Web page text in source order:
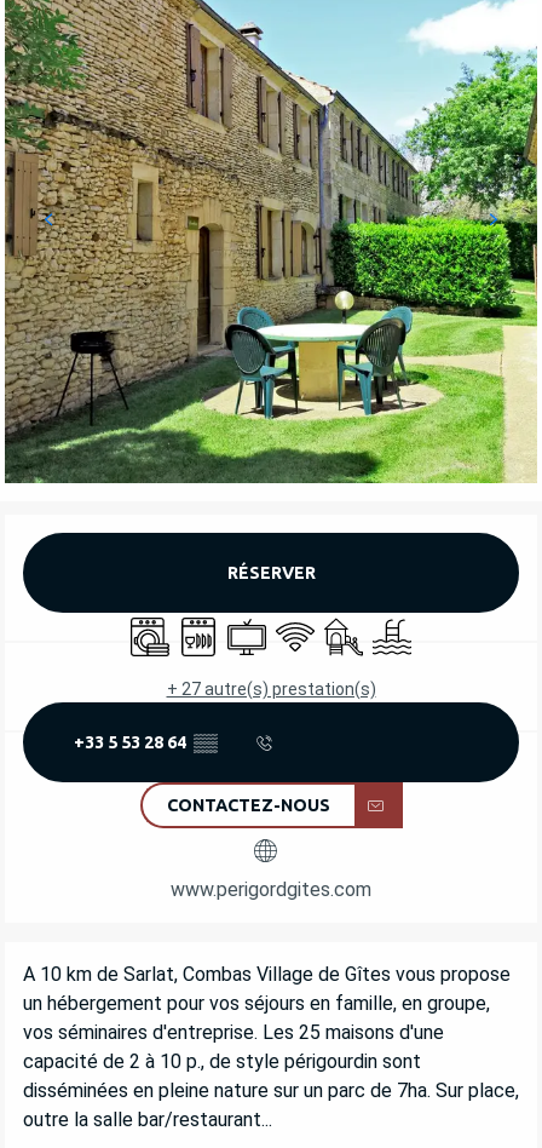
OUVERTURE ET COORDONNÉES
RÉSERVER
Lave lingeLave vaisselle
Télévision
WiFi Jeux pour enfants /
Piscine
+ 27 autre(s) prestation(s)
+33 5 53 28 64 ▒▒
CONTACTEZ-NOUS
www.perigordgites.com
DESCRIPTION
A 10 km de Sarlat, Combas Village de Gîtes vous propose
un hébergement pour vos séjours en famille, en groupe,
vos séminaires d'entreprise. Les 25 maisons d'une
capacité de 2 à 10 p., de style périgourdin sont
disséminées en pleine nature sur un parc de 7ha. Sur place,
outre la salle bar/restaurant...